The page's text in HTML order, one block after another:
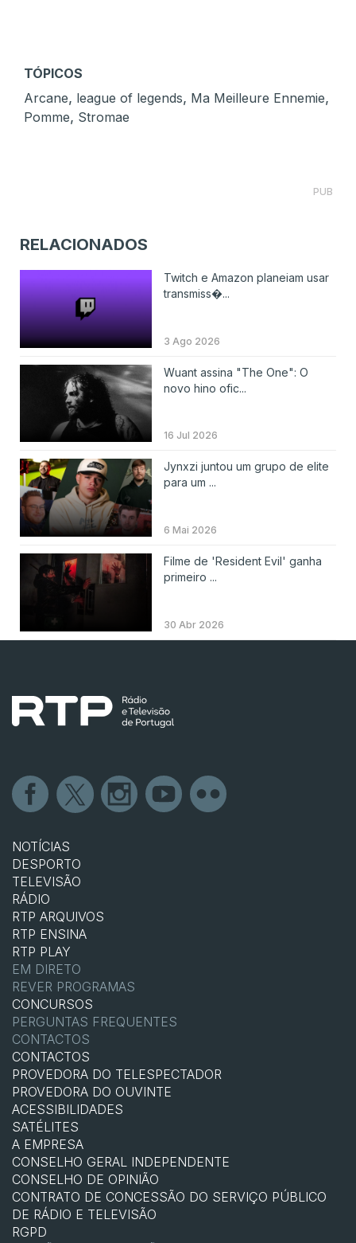
TÓPICOS
Arcane, league of legends, Ma Meilleure Ennemie,
Pomme, Stromae
PUB
RELACIONADOS
Twitch e Amazon planeiam usar
transmiss�...
3 Ago 2026
Wuant assina "The One": O
novo hino ofic...
16 Jul 2026
Jynxzi juntou um grupo de elite
para um ...
6 Mai 2026
Filme de 'Resident Evil' ganha
primeiro ...
30 Abr 2026
NOTÍCIAS
DESPORTO
TELEVISÃO
RÁDIO
RTP ARQUIVOS
RTP ENSINA
RTP PLAY
EM DIRETO
REVER PROGRAMAS
CONCURSOS
PERGUNTAS FREQUENTES
CONTACTOS
CONTACTOS
PROVEDORA DO TELESPECTADOR
PROVEDORA DO OUVINTE
ACESSIBILIDADES
SATÉLITES
A EMPRESA
CONSELHO GERAL INDEPENDENTE
CONSELHO DE OPINIÃO
CONTRATO DE CONCESSÃO DO SERVIÇO PÚBLICO
DE RÁDIO E TELEVISÃO
RGPD